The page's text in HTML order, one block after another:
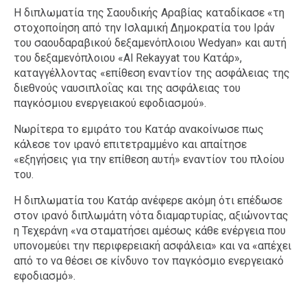
Η διπλωματία της Σαουδικής Αραβίας καταδίκασε «τη
στοχοποίηση από την Ισλαμική Δημοκρατία του Ιράν
του σαουδαραβικού δεξαμενόπλοιου Wedyan» και αυτή
του δεξαμενόπλοιου «Al Rekayyat του Κατάρ»,
καταγγέλλοντας «επίθεση εναντίον της ασφάλειας της
διεθνούς ναυσιπλοΐας και της ασφάλειας του
παγκόσμιου ενεργειακού εφοδιασμού».
Νωρίτερα το εμιράτο του Κατάρ ανακοίνωσε πως
κάλεσε τον ιρανό επιτετραμμένο και απαίτησε
«εξηγήσεις για την επίθεση αυτή» εναντίον του πλοίου
του.
Η διπλωματία του Κατάρ ανέφερε ακόμη ότι επέδωσε
στον ιρανό διπλωμάτη νότα διαμαρτυρίας, αξιώνοντας
η Τεχεράνη «να σταματήσει αμέσως κάθε ενέργεια που
υπονομεύει την περιφερειακή ασφάλεια» και να «απέχει
από το να θέσει σε κίνδυνο τον παγκόσμιο ενεργειακό
εφοδιασμό».